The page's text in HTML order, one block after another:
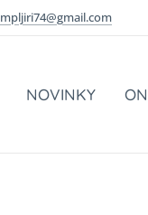
NOVINKY